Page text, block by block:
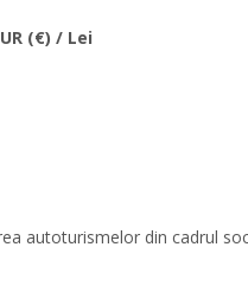
(€) / Lei
autoturismelor din cadrul